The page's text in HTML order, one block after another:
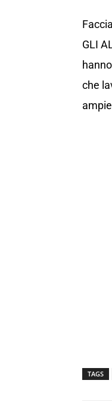
GLI
che
TAGS